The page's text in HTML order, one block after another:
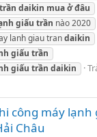
trần daikin muaởđâu
giấu trần nào 2020
lanh giau trandaikin
giấu trần
giấu trần daikin
công máy lạnh
Châu